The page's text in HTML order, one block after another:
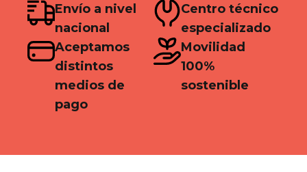
Envío a nivel
nacional
Centro técnico
especializado
Aceptamos
distintos
medios de
pago
Movilidad
100%
sostenible